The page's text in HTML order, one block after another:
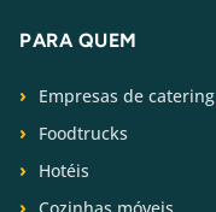
PARA QUEM
Empresas de catering
Foodtrucks
Hotéis